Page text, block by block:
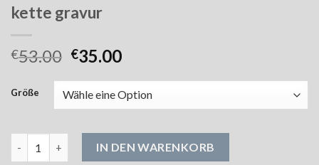
kette gravur
€53.00 €35.00
Größe
kette gravur MengeIN DEN WARENKORB